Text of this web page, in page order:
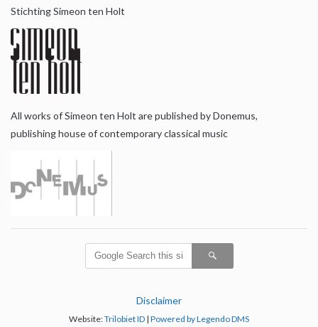
Stichting Simeon ten Holt
All works of Simeon ten Holt are published by Donemus,
publishing house of contemporary classical music
Disclaimer
Website:Trilobiet ID | Powered by Legendo DMS